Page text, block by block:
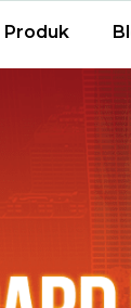
Produk